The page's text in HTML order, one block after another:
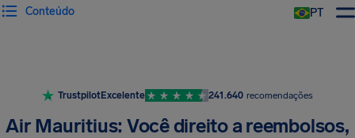
PT
Conteúdo
TrustpilotExcelente 241.640 recomendações
Air Mauritius: Você direito a reembolsos,